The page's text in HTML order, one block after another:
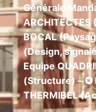
Générale
BOCAL
(Design,
Equipe
(Structure) – ✪
THERMIBEL